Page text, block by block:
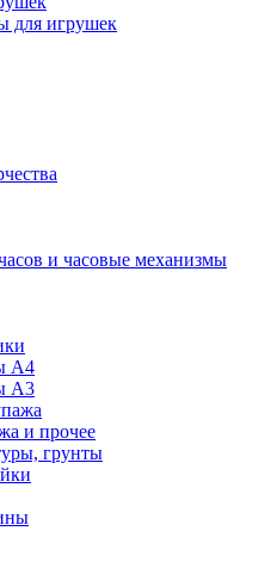
для игрушек
и часовые механизмы
А4
А3
и прочее
грунты